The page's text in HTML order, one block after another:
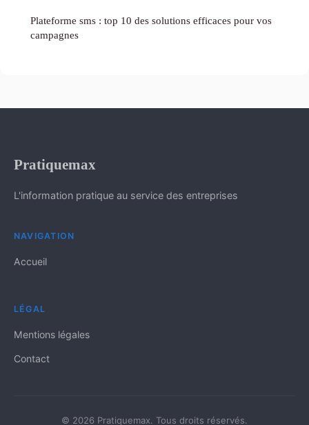
Plateforme sms : top 10 des solutions efficaces pour vos
campagnes
Pratiquemax
L'information pratique au service des entreprises
NAVIGATION
Accueil
LÉGAL
Mentions légales
Contact
© 2026 Pratiquemax. Tous droits réservés.